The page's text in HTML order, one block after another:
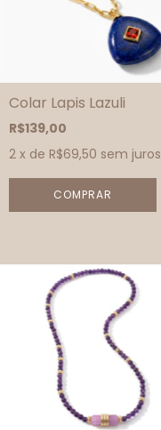
Colar Lapis Lazuli
R$139,00
2 x de R$69,50 sem juros